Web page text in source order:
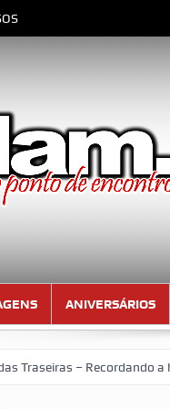
ANIVERSÁRIOS
– Recordando a